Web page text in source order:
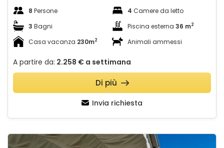
8 Persone 4 Camere da letto
3 Bagni Piscina esterna 36 m2
Casa vacanza 230m2 Animali ammessi
A partire da: 2.258 € a settimana
Invia richiesta
Di più
House Silvano - Cozy Retreat for two